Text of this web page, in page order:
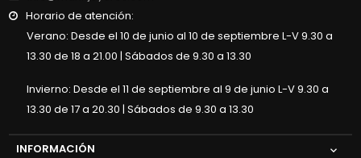
Horario de atención:
Verano: Desde el 10 de junio al 10 de septiembre L-V 9.30 a
13.30 de 18 a 21.00 | Sábados de 9.30 a 13.30
Invierno: Desde el 11 de septiembre al 9 de junio L-V 9.30 a
13.30 de 17 a 20.30 | Sábados de 9.30 a 13.30
INFORMACIÓN 